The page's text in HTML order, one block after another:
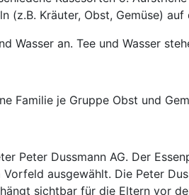
(z.B. Kräuter, Obst, Gemüse)
Wasser an. Tee und Wasser
Familie je Gruppe Obst und
Peter Dussmann AG. Der
ausgewählt. Die Peter
sichtbar für die Eltern vor